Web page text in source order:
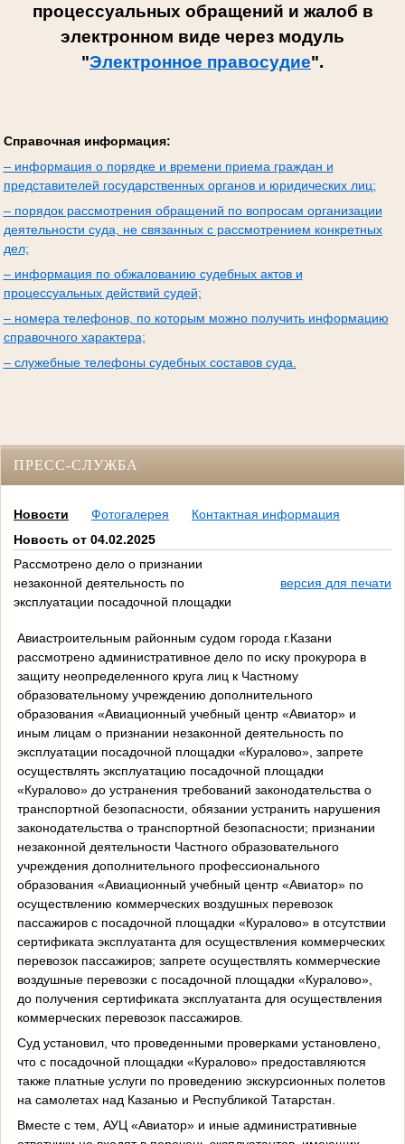
процессуальных обращений и жалоб в
электронном виде через модуль
"Электронное правосудие".
Справочная информация:
– информация о порядке и времени приема граждан и
представителей государственных органов и юридических лиц;
– порядок рассмотрения обращений по вопросам организации
деятельности суда, не связанных с рассмотрением конкретных
дел;
– информация по обжалованию судебных актов и
процессуальных действий судей;
– номера телефонов, по которым можно получить информацию
справочного характера;
– служебные телефоны судебных составов суда.
ПРЕСС-СЛУЖБА
Новости Фотогалерея
Контактная информация
Новость от 04.02.2025
Рассмотрено дело о признании
незаконной деятельность по
эксплуатации посадочной площадки
версия для печати
Авиастроительным районным судом города г.Казани
рассмотрено административное дело по иску прокурора в
защиту неопределенного круга лиц к Частному
образовательному учреждению дополнительного
образования «Авиационный учебный центр «Авиатор» и
иным лицам о признании незаконной деятельность по
эксплуатации посадочной площадки «Куралово», запрете
осуществлять эксплуатацию посадочной площадки
«Куралово» до устранения требований законодательства о
транспортной безопасности, обязании устранить нарушения
законодательства о транспортной безопасности; признании
незаконной деятельности Частного образовательного
учреждения дополнительного профессионального
образования «Авиационный учебный центр «Авиатор» по
осуществлению коммерческих воздушных перевозок
пассажиров с посадочной площадки «Куралово» в отсутствии
сертификата эксплуатанта для осуществления коммерческих
перевозок пассажиров; запрете осуществлять коммерческие
воздушные перевозки с посадочной площадки «Куралово»,
до получения сертификата эксплуатанта для осуществления
коммерческих перевозок пассажиров.
Суд установил, что проведенными проверками установлено,
что с посадочной площадки «Куралово» предоставляются
также платные услуги по проведению экскурсионных полетов
на самолетах над Казанью и Республикой Татарстан.
Вместе с тем, АУЦ «Авиатор» и иные административные